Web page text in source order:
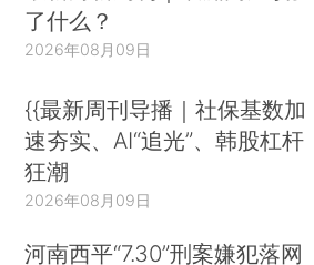
了什么？
2026年08月09日
{{最新周刊导播｜社保基数加
速夯实、AI“追光”、韩股杠杆
狂潮
2026年08月09日
河南西平“7.30”刑案嫌犯落网